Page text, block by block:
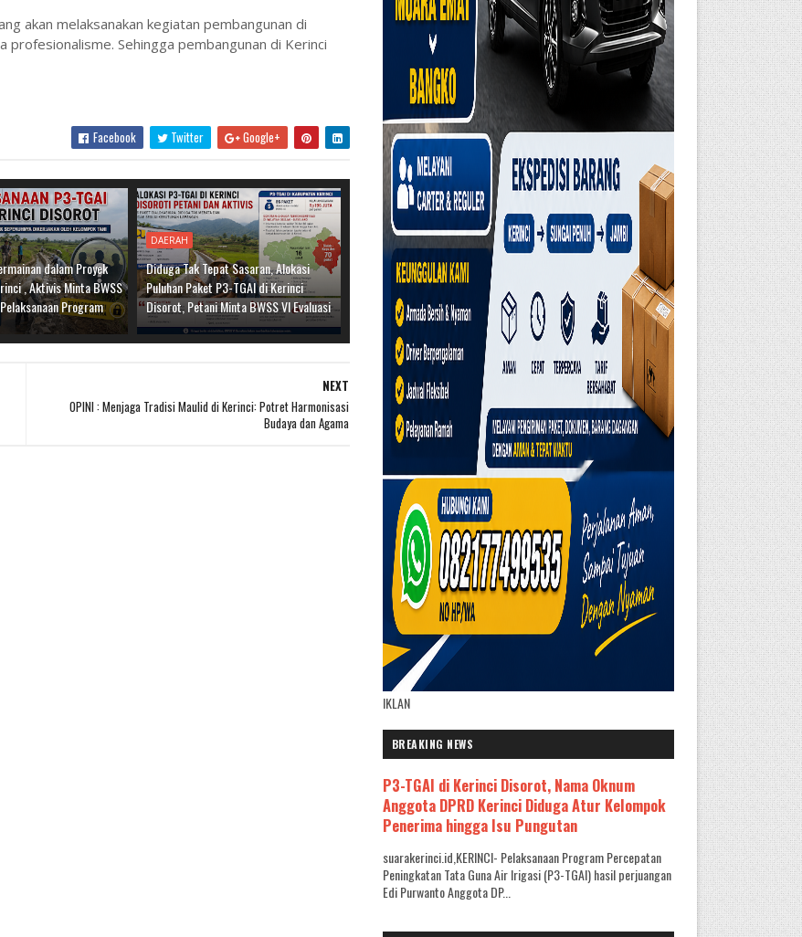
akan melaksanakan kegiatan pembangunan di
profesionalisme. Sehingga pembangunan di Kerinci
Facebook Twitter Google+
dalam Proyek
, Aktivis Minta BWSS
Program
DAERAH
Diduga Tak Tepat Sasaran, Alokasi
Puluhan Paket P3-TGAI di Kerinci
Disorot, Petani Minta BWSS VI Evaluasi
NEXT
OPINI : Menjaga Tradisi Maulid di Kerinci: Potret Harmonisasi
Budaya dan Agama
IKLAN
BREAKING NEWS
P3-TGAI di Kerinci Disorot, Nama Oknum
Anggota DPRD Kerinci Diduga Atur Kelompok
Penerima hingga Isu Pungutan
suarakerinci.id,KERINCI- Pelaksanaan Program Percepatan
Peningkatan Tata Guna Air Irigasi (P3-TGAI) hasil perjuangan
Edi Purwanto Anggota DP...